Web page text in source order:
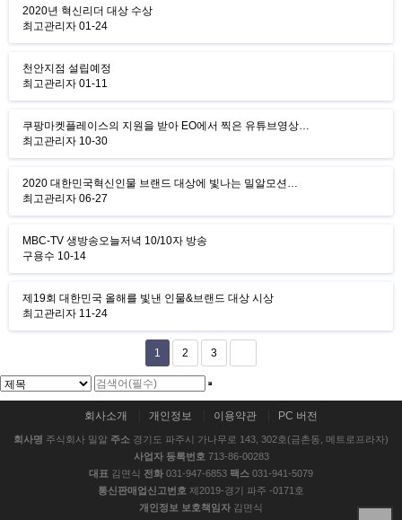
2020년 혁신리더 대상 수상
최고관리자 01-24
천안지점 설립예정
최고관리자 01-11
쿠팡마켓플레이스의 지원을 받아 EO에서 찍은 유튜브영상…
최고관리자 10-30
2020 대한민국혁신인물 브랜드 대상에 빛나는 밀알모션…
최고관리자 06-27
MBC-TV 생방송오늘저녁 10/10자 방송
구용수 10-14
제19회 대한민국 올해를 빛낸 인물&브랜드 대상 시상
최고관리자 11-24
1 2 3
회사소개 개인정보 이용약관 PC 버전
회사명 주식회사 밀알 주소 경기도 파주시 가나무로 143, 302호(금촌동, 메트로프라자)
사업자 등록번호 713-86-00283
대표 김면식 전화 031-947-6853 팩스 031-941-5079
통신판매업신고번호 제2019-경기 파주 -0171호
개인정보 보호책임자 김면식